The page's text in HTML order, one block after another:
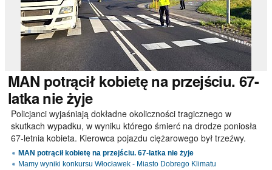
MAN potrącił kobietę na przejściu. 67-
latka nie żyje
Policjanci wyjaśniają dokładne okoliczności tragicznego w
skutkach wypadku, w wyniku którego śmierć na drodze poniosła
67-letnia kobieta. Kierowca pojazdu ciężarowego był trzeźwy.
MAN potrącił kobietę na przejściu. 67-latka nie żyje
Mamy wyniki konkursu Włocławek - Miasto Dobrego Klimatu